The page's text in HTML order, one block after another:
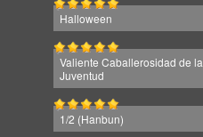
Halloween
Valiente Caballerosidad de la
Juventud
1/2 (Hanbun)